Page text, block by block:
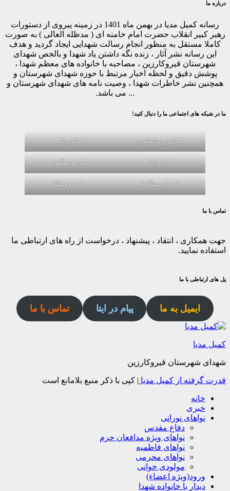
درباره ما
رسانه کمیل مدیا در بهمن ماه 1401 در زمینه پیروی از دستورات
رهبر کبیر انقلاب حضرت امام خامنه ای ( مدظله العالی ) به صورت
کاملا مستقل به منظور انجام رسالت شهدایی ایجاد گردید و هدف
این رسانه نشر آثار ، زنده نگه داشتن یاد شهدا و بالخص شهدای
شهرستان قیروکارزین ، مصاحبه با خانواده های معظم شهدا ،
پوشش دقیق و لحظه اخبار مرتبط با حوزه شهدای شهرستان و
همچنین نشر خاطرات شهدا ، وصیت نامه های شهدای شهرستان و
... می باشد.
ما در شبکه های اجتماعی ما را دنبال کنید!
ما در ویراستی ما در بله
ما در ایتا ما در ویسگون
ما در اینستاگرام ما در روبیکا
تماس با ما
جهت همکاری ، انتقاد ، پیشنهاد ، درخواست از راه های ارتباطی ما
استفاده نمایید.
پل های ارتباطی با ما
ایمیل به ما پیام در ایتا تماس با ما
کمیل مدیا
شهدای شهرستان قیروکارزین
قدرت گرفته از کمیل مدیا | کپی با ذکر منبع بلامانع است
خانه
خبری
نواهای نورانی
دفاع مقدس
نواهای ویژه مدافعان حرم
نواهای فاطمیه
نواهای محرمی
مولودی خوانی
ورود(ویژه اعضاء)
دیدار با خانواده شهدا